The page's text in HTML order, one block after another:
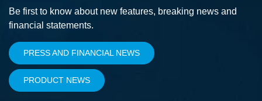
Be first to know about new features, breaking news and
financial statements.
PRESS AND FINANCIAL NEWS
PRODUCT NEWS